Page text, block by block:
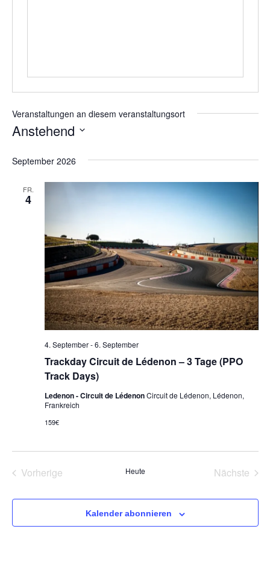
Veranstaltungen an diesem veranstaltungsort
Anstehend
September 2026
FR.
4
Trackday Circuit de Lédenon – 3 Tage (PPO
Track Days)
4. September-6. September
Ledenon - Circuit de LédenonCircuit de Lédenon, Lédenon,
Frankreich
159€
VorherigeVeranstaltungenHeute Nächste
Kalender abonnieren